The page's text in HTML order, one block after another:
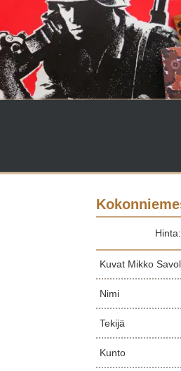
Hinta:
Kuvat Mikko
Nimi
Tekijä
Kunto